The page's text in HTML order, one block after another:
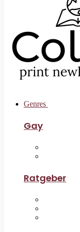
Genres
Gay
Ratgeber